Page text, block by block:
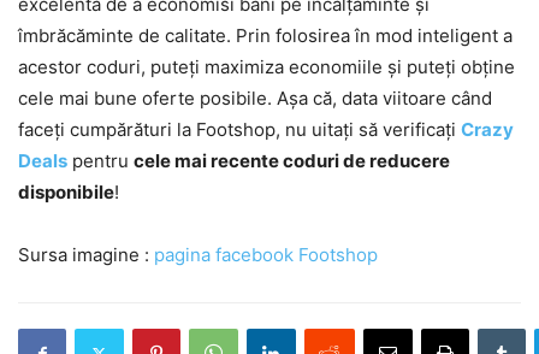
îmbrăcăminte de calitate. Prin folosirea în mod inteligent a
acestor coduri, puteți maximiza economiile și puteți obține
cele mai bune oferte posibile. Așa că, data viitoare când
faceți cumpărături la Footshop, nu uitați să verificați Crazy
Deals pentru cele mai recente coduri de reducere
disponibile!
Sursa imagine : pagina facebook Footshop